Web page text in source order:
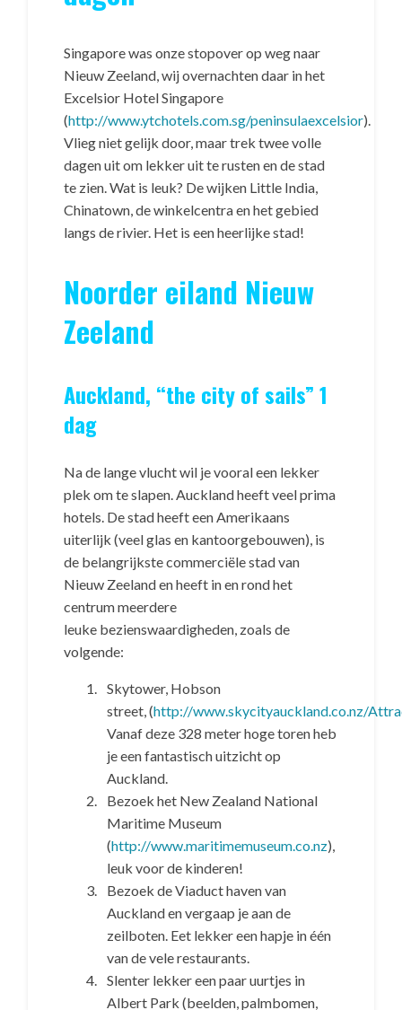
Singapore was onze stopover op weg naar
Nieuw Zeeland, wij overnachten daar in het
Excelsior Hotel Singapore
(http://www.ytchotels.com.sg/peninsulaexcelsior).
Vlieg niet gelijk door, maar trek twee volle
dagen uit om lekker uit te rusten en de stad
te zien. Wat is leuk? De wijken Little India,
Chinatown, de winkelcentra en het gebied
langs de rivier. Het is een heerlijke stad!
Noorder eiland Nieuw
Zeeland
Auckland, “the city of sails” 1
dag
Na de lange vlucht wil je vooral een lekker
plek om te slapen. Auckland heeft veel prima
hotels. De stad heeft een Amerikaans
uiterlijk (veel glas en kantoorgebouwen), is
de belangrijkste commerciële stad van
Nieuw Zeeland en heeft in en rond het
centrum meerdere
leuke bezienswaardigheden, zoals de
volgende:
Skytower, Hobson
street, (http://www.skycityauckland.co.nz/
Vanaf deze 328 meter hoge toren heb
je een fantastisch uitzicht op
Auckland.
Bezoek het New Zealand National
Maritime Museum
(http://www.maritimemuseum.co.nz),
leuk voor de kinderen!
Bezoek de Viaduct haven van
Auckland en vergaap je aan de
zeilboten. Eet lekker een hapje in één
van de vele restaurants.
Slenter lekker een paar uurtjes in
Albert Park (beelden, palmbomen,